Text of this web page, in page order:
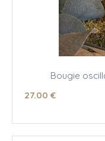
Bougie
27.00 €